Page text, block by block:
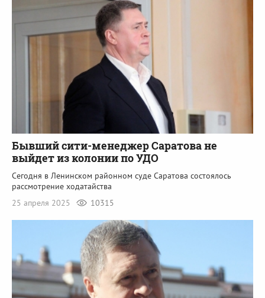
Бывший сити-менеджер Саратова не
выйдет из колонии по УДО
Сегодня в Ленинском районном суде Саратова состоялось
рассмотрение ходатайства
25 апреля 2025
10315